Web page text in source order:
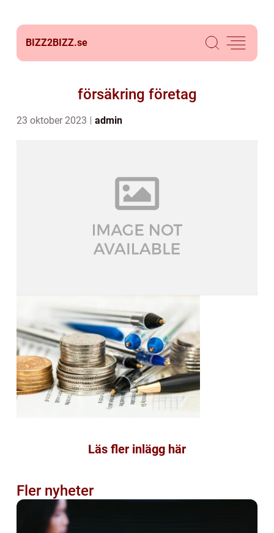
BIZZ2BIZZ.se
försäkring företag
23 oktober 2023 admin
Läs fler inlägg här
Fler nyheter